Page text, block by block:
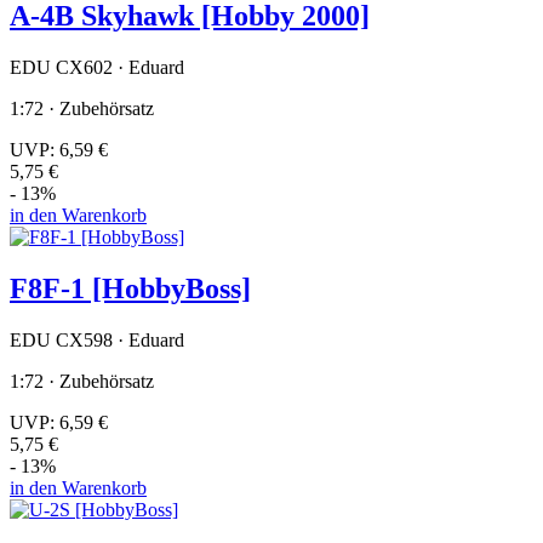
A-4B Skyhawk [Hobby 2000]
EDU CX602 · Eduard
1:72 · Zubehörsatz
UVP: 6,59 €
5,75 €
- 13%
in den Warenkorb
F8F-1 [HobbyBoss]
EDU CX598 · Eduard
1:72 · Zubehörsatz
UVP: 6,59 €
5,75 €
- 13%
in den Warenkorb